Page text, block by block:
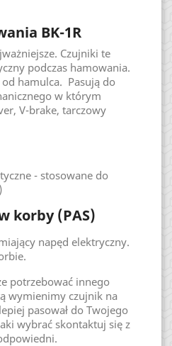
BK-1R
Czujniki te
podczas hamowania.
hamulca. Pasują do
w którym
V-brake, tarczowy
- stosowane do
korby (PAS)
napęd elektryczny.
potrzebować innego
wymienimy czujnik na
pasował do Twojego
wybrać skontaktuj się z